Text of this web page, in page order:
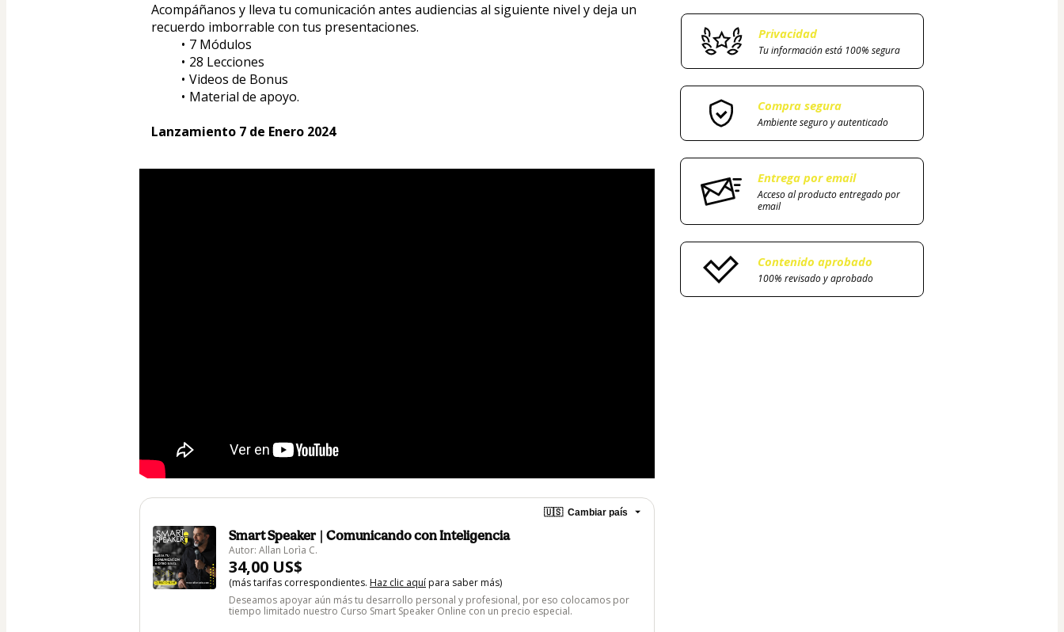
Acompáñanos y lleva tu comunicación antes audiencias al siguiente nivel y deja un
recuerdo imborrable con tus presentaciones.
7 Módulos
28 Lecciones
Videos de Bonus
Material de apoyo.
Lanzamiento 7 de Enero 2024
Privacidad
Tu información está 100% segura
Compra segura
Ambiente seguro y autenticado
Entrega por email
Acceso al producto entregado por
email
Contenido aprobado
100% revisado y aprobado
🇺🇸 Cambiar país
Smart Speaker | Comunicando con Inteligencia
Autor: Allan Lorìa C.
34,00 US$
(más tarifas correspondientes. Haz clic aquí para saber más)
Deseamos apoyar aún más tu desarrollo personal y profesional, por eso colocamos por
tiempo limitado nuestro Curso Smart Speaker Online con un precio especial.